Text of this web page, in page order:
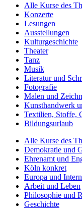
Alle Kurse des
Konzerte
Lesungen
Ausstellungen
Kulturgeschichte
Theater
Tanz
Musik
Literatur und
Fotografie
Malen und
Kunsthandwerk
Textilien, Stoffe,
Bildungsurlaub
Alle Kurse des
Demokratie und
Ehrenamt und
Köln konkret
Europa und
Arbeit und Leben
Philosophie und
Geschichte